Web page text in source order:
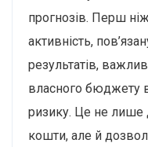
прогнозів. Перш
активність,
результатів,
власного бюджету
ризику. Це не лише
кошти, але й